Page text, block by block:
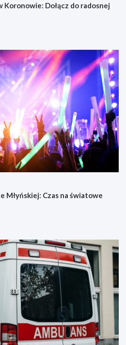
Dołącz do radosnej
Młyńskiej: Czas na światowe